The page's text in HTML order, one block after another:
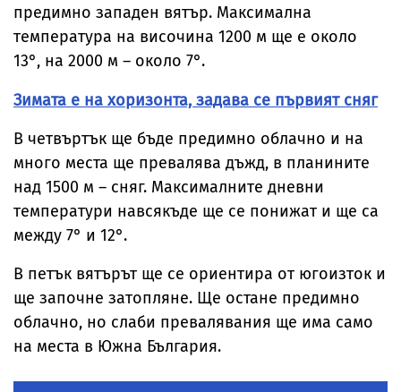
предимно западен вятър. Максимална
температура на височина 1200 м ще е около
13°, на 2000 м – около 7°.
Зимата е на хоризонта, задава се първият сняг
В четвъртък ще бъде предимно облачно и на
много места ще превалява дъжд, в планините
над 1500 м – сняг. Максималните дневни
температури навсякъде ще се понижат и ще са
между 7° и 12°.
В петък вятърът ще се ориентира от югоизток и
ще започне затопляне. Ще остане предимно
облачно, но слаби превалявания ще има само
на места в Южна България.